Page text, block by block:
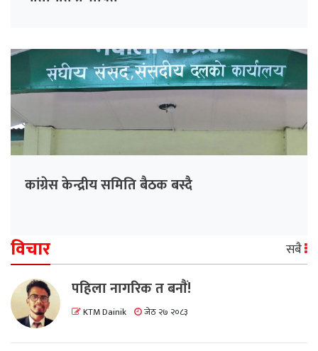
कांग्रेस केन्द्रीय समिति बैठक बस्दै
विचार सबै
पहिला नागरिक त बनाैं!
KTM Dainik जेठ २७ २०८३